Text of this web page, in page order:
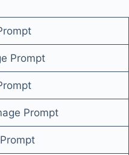
Prompt
Prompt